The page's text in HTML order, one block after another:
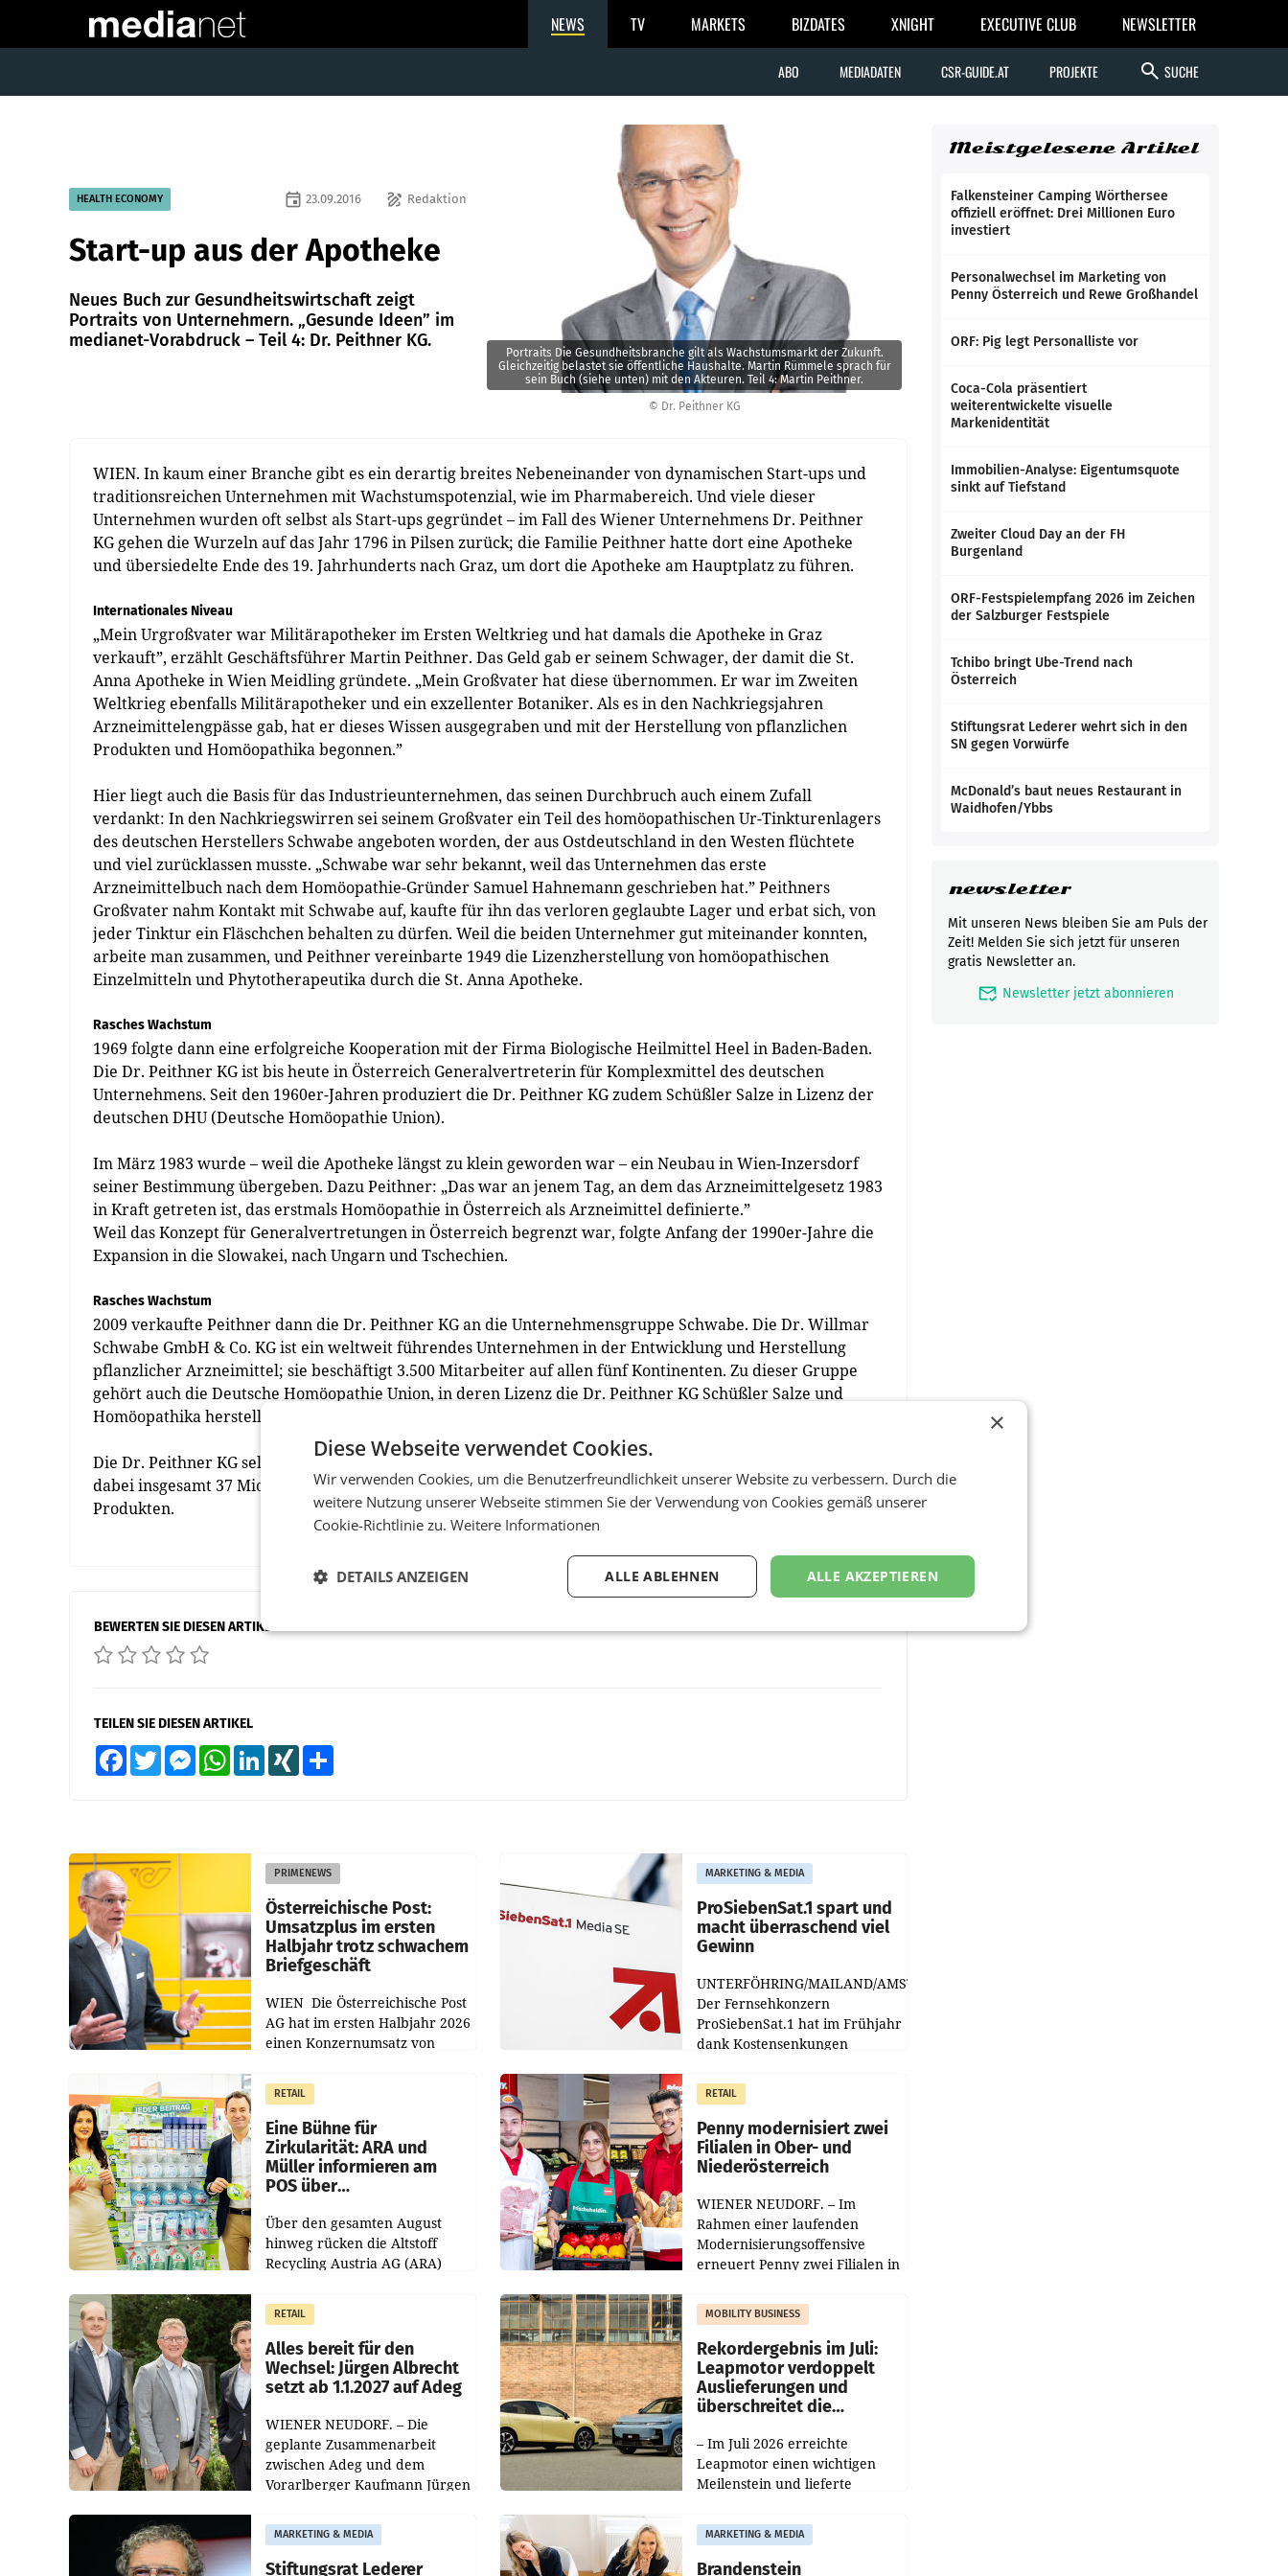
NEWS TV MARKETS BIZDATES XNIGHT EXECUTIVE CLUB NEWSLETTER
ABO MEDIADATEN CSR-GUIDE.AT PROJEKTE search SUCHE
© Dr. Peithner KG
Portraits Die Gesundheitsbranche gilt als Wachstumsmarkt der Zukunft.
Gleichzeitig belastet sie öffentliche Haushalte. Martin Rümmele sprach für
sein Buch (siehe unten) mit den Akteuren. Teil 4: Martin Peithner.
HEALTH ECONOMY draw Redaktion
event 23.09.2016
Start-up aus der Apotheke
Neues Buch zur Gesundheitswirtschaft zeigt
Portraits von Unternehmern. „Gesunde Ideen” im
medianet-Vorabdruck – Teil 4: Dr. Peithner KG.
WIEN. In kaum einer Branche gibt es ein derartig breites Nebeneinander von dynamischen Start-ups und
traditionsreichen Unternehmen mit Wachstums­potenzial, wie im Pharma­bereich. Und viele dieser
Unternehmen wurden oft selbst als Start-ups gegründet – im Fall des Wiener Unternehmens Dr. Peith­ner
KG gehen die Wurzeln auf das Jahr 1796 in Pilsen zurück; die Familie Peithner hatte dort eine Apotheke
und übersiedelte Ende des 19. Jahrhunderts nach Graz, um dort die Apotheke am Hauptplatz zu führen.
Internationales Niveau
„Mein Urgroßvater war Militär­apotheker im Ersten Weltkrieg und hat damals die Apotheke in Graz
verkauft”, erzählt Geschäftsführer Martin Peithner. Das Geld gab er seinem Schwager, der damit die St.
Anna Apotheke in Wien Meidling gründete. „Mein Großvater hat diese übernommen. Er war im Zweiten
Weltkrieg ebenfalls Militärapotheker und ein exzellenter Botaniker. Als es in den Nachkriegsjahren
Arzneimittelengpässe gab, hat er dieses Wissen ausgegraben und mit der Herstellung von pflanzlichen
Produkten und Homöopathika begonnen.”
Hier liegt auch die Basis für das Industrieunternehmen, das seinen Durchbruch auch einem Zufall
verdankt: In den Nachkriegswirren sei seinem Großvater ein Teil des homöopathischen Ur-Tinkturenlagers
des deutschen Herstellers Schwabe angeboten worden, der aus Ostdeutschland in den Westen flüchtete
und viel zurücklassen musste. „Schwabe war sehr bekannt, weil das Unternehmen das erste
Arzneimittelbuch nach dem Homöopathie-Gründer ­Samuel Hahnemann geschrieben hat.” Peithners
Großvater nahm Kontakt mit Schwabe auf, kaufte für ihn das verloren geglaubte Lager und erbat sich, von
jeder Tinktur ein Fläschchen behalten zu dürfen. Weil die beiden Unternehmer gut miteinander konnten,
arbeite man zusammen, und Peithner vereinbarte 1949 die Lizenz­herstellung von homöopathischen
Einzelmitteln und Phytotherapeutika durch die St. Anna Apotheke.
Rasches Wachstum
1969 folgte dann eine erfolgreiche Kooperation mit der Firma Biologische Heilmittel Heel in Baden-Baden.
Die Dr. Peithner KG ist bis heute in Österreich Generalvertreterin für Komplexmittel des deutschen
Unternehmens. Seit den 1960er-Jahren produziert die Dr. Peithner KG zudem Schüßler Salze in Lizenz der
deutschen DHU (Deutsche Homöopathie Union).
Im März 1983 wurde – weil die Apotheke längst zu klein geworden war – ein Neubau in Wien-Inzersdorf
seiner Bestimmung übergeben. Dazu Peithner: „Das war an jenem Tag, an dem das Arzneimittelgesetz 1983
in Kraft getreten ist, das erstmals Homöopathie in Österreich als Arzneimittel definierte.”
Weil das Konzept für Generalvertretungen in Österreich begrenzt war, folgte Anfang der 1990er-Jahre die
Expansion in die Slowakei, nach Ungarn und Tschechien.
Rasches Wachstum
2009 verkaufte Peithner dann die Dr. Peithner KG an die Unternehmensgruppe Schwabe. Die Dr. Willmar
Schwabe GmbH & Co. KG ist ein weltweit führendes Unternehmen in der Entwicklung und Herstellung
pflanzlicher Arzneimittel; sie beschäftigt 3.500 Mitarbeiter auf allen fünf Kontinenten. Zu dieser Gruppe
gehört auch die Deutsche Homöopathie Union, in deren Lizenz die Dr. Peithner KG Schüßler Salze und
Homöopathika herstellt.
Die Dr. Peithner KG selbst ­beschäftigt heute 120 Mitarbeiter in Österreich sowie 70 im Ausland und setzt
dabei insgesamt 37 Mio. € um – rund 70% davon mit Phytopharmaka und 30% mit homöopathischen
Produkten.
BEWERTEN SIE DIESEN ARTIKEL
TEILEN SIE DIESEN ARTIKEL
FacebookTwitter MessengerWhatsAppLinkedInXING
PRIMENEWS
Österreichische Post:
Umsatzplus im ersten
Halbjahr trotz schwachem
Briefgeschäft
WIEN Die Österreichische Post
AG hat im ersten Halbjahr 2026
einen Konzernumsatz von
erwirtschaftet, was einem Plus
von 3,8 Prozent gegenüber
dem Vergleichszeitraum
MARKETING & MEDIA
ProSiebenSat.1 spart und
macht überraschend viel
Gewinn
UNTERFÖHRING/MAILAND/AMSTERDAM.
Der Fernsehkonzern
ProSiebenSat.1 hat im Frühjahr
dank Kostensenkungen
gemacht und die
Markterwartung deutlich
übertroffen.
RETAIL
Eine Bühne für
Zirkularität: ARA und
Müller informieren am
POS über
Über den gesamten August
hinweg rücken die Altstoff
Recycling Austria AG (ARA)
Müller die Initiative „Kreislauf-
Helden“ in allen
österreichischen Müller-Filialen
RETAIL
Penny modernisiert zwei
Filialen in Ober- und
Niederösterreich
WIENER NEUDORF. – Im
Rahmen einer laufenden
Modernisierungsoffensive
erneuert Penny zwei Filialen in
Die beiden Standorte liegen in
Haag sowie im rund
RETAIL
Alles bereit für den
Wechsel: Jürgen Albrecht
setzt ab 1.1.2027 auf Adeg
WIENER NEUDORF. – Die
geplante Zusammenarbeit
zwischen Adeg und dem
Vorarlberger Kaufmann Jürgen
freigegeben: Die
Bundeswettbewerbsbehörde
und der Bundeskartellanwalt
MOBILITY BUSINESS
Rekordergebnis im Juli:
Leapmotor verdoppelt
Auslieferungen und
überschreitet die
– Im Juli 2026 erreichte
Leapmotor einen wichtigen
Meilenstein und lieferte
aus, womit sich das Ergebnis
gegenüber Juli 2025 mehr als
verdoppelte (+102
MARKETING & MEDIA
Stiftungsrat Lederer
MARKETING & MEDIA
Brandenstein
Meistgelesene Artikel
Falkensteiner Camping Wörthersee
offiziell eröffnet: Drei Millionen Euro
investiert
Personalwechsel im Marketing von
Penny Österreich und Rewe Großhandel
ORF: Pig legt Personalliste vor
Coca-Cola präsentiert
weiterentwickelte visuelle
Markenidentität
Immobilien-Analyse: Eigentumsquote
sinkt auf Tiefstand
Zweiter Cloud Day an der FH
Burgenland
ORF-Festspielempfang 2026 im Zeichen
der Salzburger Festspiele
Tchibo bringt Ube-Trend nach
Österreich
Stiftungsrat Lederer wehrt sich in den
SN gegen Vorwürfe
McDonald’s baut neues Restaurant in
Waidhofen/Ybbs
newsletter
Mit unseren News bleiben Sie am Puls der
Zeit! Melden Sie sich jetzt für unseren
gratis Newsletter an.
mark_email_read Newsletter jetzt abonnieren
×
Diese Webseite verwendet Cookies.
Wir verwenden Cookies, um die Benutzerfreundlichkeit unserer Website zu verbessern. Durch die
weitere Nutzung unserer Webseite stimmen Sie der Verwendung von Cookies gemäß unserer
Cookie-Richtlinie zu. Weitere Informationen
ALLE AKZEPTIEREN
ALLE ABLEHNEN
DETAILS ANZEIGEN